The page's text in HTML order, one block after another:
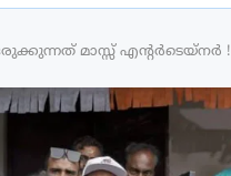
മാസ്സ് എന്റർടെയ്നർ !